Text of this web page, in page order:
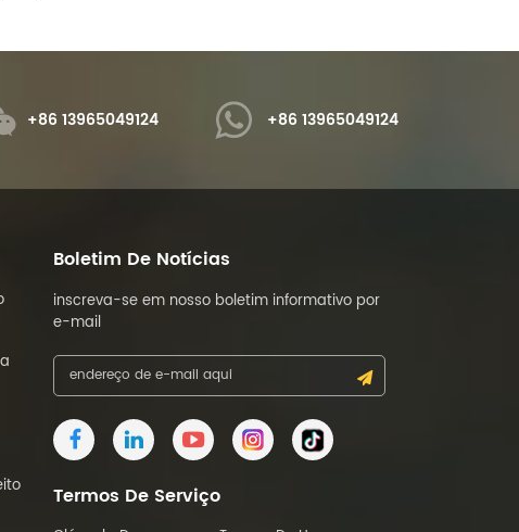
+86 13965049124 +86 13965049124
Boletim De Notícias
inscreva-se em nosso boletim informativo por
e-mail
Termos De Serviço